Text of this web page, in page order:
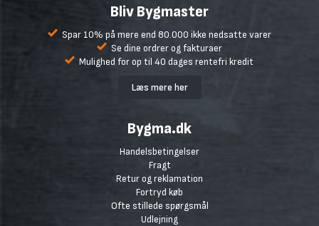
Bliv Bygmaster
Spar 10% på mere end 80.000 ikke nedsatte varer
Se dine ordrer og fakturaer
Mulighed for op til 40 dages rentefri kredit
Læs mere her
Bygma.dk
Handelsbetingelser
Fragt
Retur og reklamation
Fortryd køb
Ofte stillede spørgsmål
Udlejning